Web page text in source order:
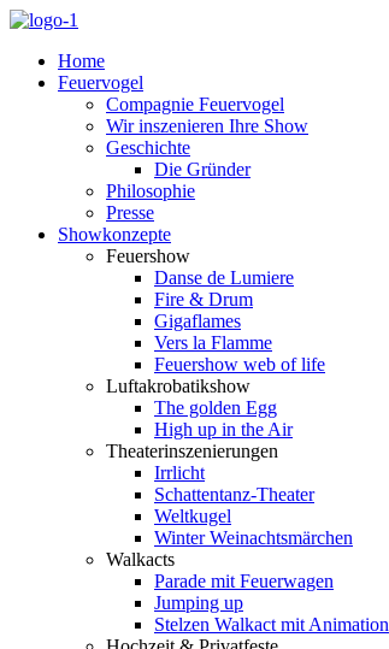
Home
Feuervogel
Compagnie Feuervogel
Wir inszenieren Ihre Show
Geschichte
Die Gründer
Philosophie
Presse
Showkonzepte
Feuershow
Danse de Lumiere
Fire & Drum
Gigaflames
Vers la Flamme
Feuershow web of life
Luftakrobatikshow
The golden Egg
High up in the Air
Theaterinszenierungen
Irrlicht
Schattentanz-Theater
Weltkugel
Winter Weinachtsmärchen
Walkacts
Parade mit Feuerwagen
Jumping up
Stelzen Walkact mit Animation